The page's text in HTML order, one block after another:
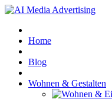
Home
Blog
Wohnen & Gestalten